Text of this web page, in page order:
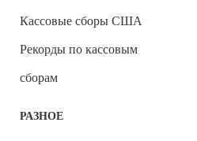
Кассовые сборы США
Рекорды по кассовым
сборам
РАЗНОЕ